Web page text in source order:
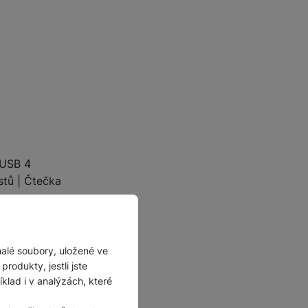
soubory, uložené ve
jestli jste
i v analýzách, které
4
| Čtečka